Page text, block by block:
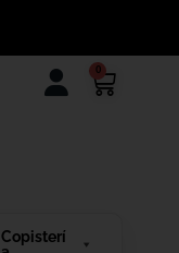
0
Copisterí